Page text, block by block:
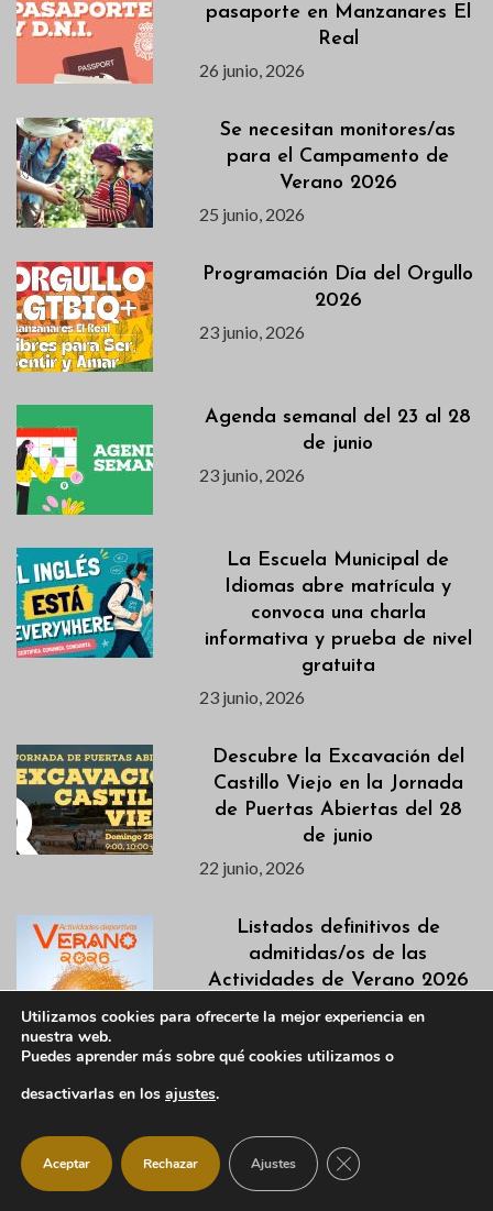
pasaporte en Manzanares El
Real
26 junio, 2026
Se necesitan monitores/as
para el Campamento de
Verano 2026
25 junio, 2026
Programación Día del Orgullo
2026
23 junio, 2026
Agenda semanal del 23 al 28
de junio
23 junio, 2026
La Escuela Municipal de
Idiomas abre matrícula y
convoca una charla
informativa y prueba de nivel
gratuita
23 junio, 2026
Descubre la Excavación del
Castillo Viejo en la Jornada
de Puertas Abiertas del 28
de junio
22 junio, 2026
Listados definitivos de
admitidas/os de las
Actividades de Verano 2026
22 junio, 2026
La Escuela de Talentos de
IM21 llega a Manzanares El
22 junio, 2026
Utilizamos cookies para ofrecerte la mejor experiencia en
nuestra web.
Puedes aprender más sobre qué cookies utilizamos o
desactivarlas en los ajustes.
Aceptar Rechazar Ajustes CERRAR EL